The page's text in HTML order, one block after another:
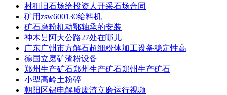
村租旧石场给投资人开采石场合同
矿用zsw600130给料机
矿石磨粉机动鄂轴承的安装
神木昙阿大公路27处在哪儿
广东广州市方解石超细粉体加工设备稳定性高
德国立磨矿渣粉设备
郑州生产矿石郑州生产矿石郑州生产矿石
小型高岭土粉碎
朝阳区铝电解质废渣立磨运行视频